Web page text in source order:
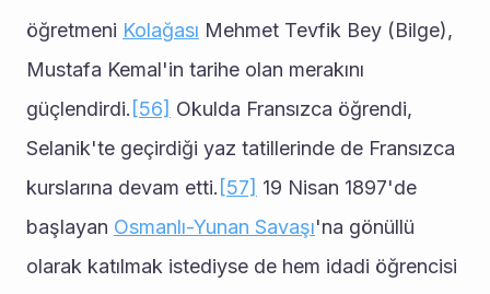
öğretmeni Kolağası Mehmet Tevfik Bey (Bilge),
Mustafa Kemal'in tarihe olan merakını
güçlendirdi. [56] Okulda Fransızca öğrendi,
Selanik'te geçirdiği yaz tatillerinde de Fransızca
kurslarına devam etti. [57] 19 Nisan 1897'de
başlayan Osmanlı-Yunan Savaşı'na gönüllü
olarak katılmak istediyse de hem idadi öğrencisi